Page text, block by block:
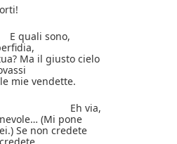
E quali sono,
Ma il giusto cielo
mie vendette.
Eh via,
(Mi pone
Se non credete